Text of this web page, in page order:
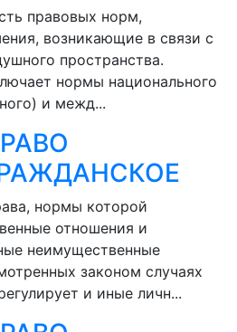
правовых норм,
возникающие в связи с
пространства.
нормы национального
и межд...
нормы которой
отношения и
неимущественные
законом случаях
и иные личн...